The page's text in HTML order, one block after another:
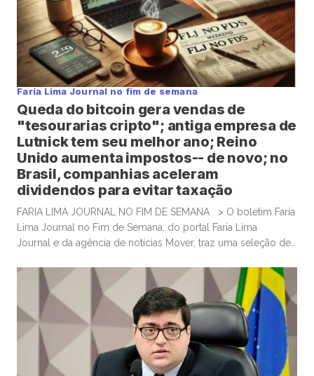
Faria Lima Journal no fim de semana
Queda do bitcoin gera vendas de
"tesourarias cripto"; antiga empresa de
Lutnick tem seu melhor ano; Reino
Unido aumenta impostos-- de novo; no
Brasil, companhias aceleram
dividendos para evitar taxação
FARIA LIMA JOURNAL NO FIM DE SEMANA > O boletim Faria
Lima Journal no Fim de Semana, do portal Faria Lima
Journal e da agência de notícias Mover, traz uma seleção de
algum tempo no sábado e domingo para leituras mais
aprofundadas de boas histórias e materiais informativos.
Empresas que acumulam bitcoin […]